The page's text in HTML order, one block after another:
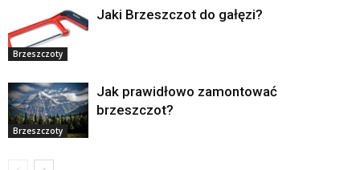
Brzeszczoty
Jaki Brzeszczot do gałęzi?
Brzeszczoty
Jak prawidłowo zamontować
brzeszczot?